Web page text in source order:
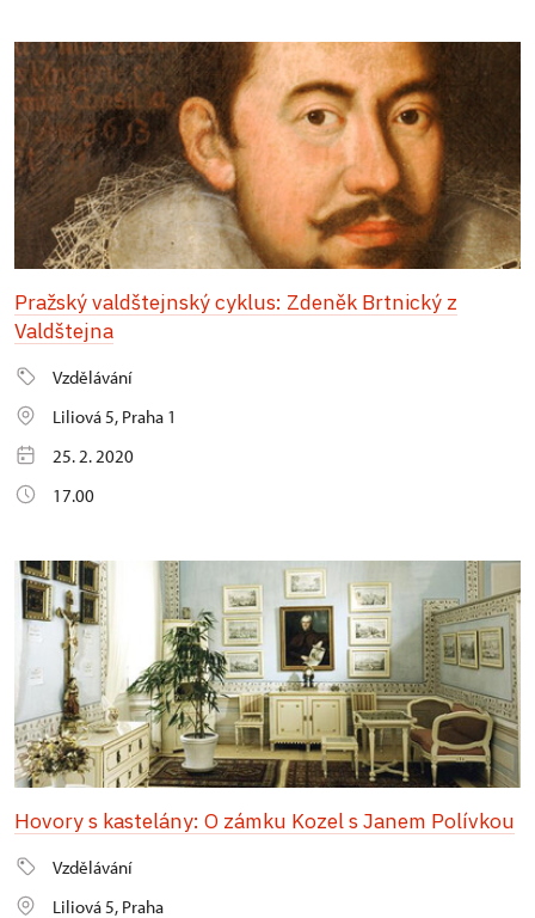
Pražský valdštejnský cyklus: Zdeněk Brtnický z
Valdštejna
Vzdělávání
Liliová 5, Praha 1
25. 2. 2020
17.00
Hovory s kastelány: O zámku Kozel s Janem Polívkou
Vzdělávání
Liliová 5, Praha